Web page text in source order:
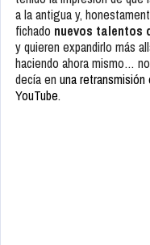
a la antigua y,
fichado nuevos talentos
y quieren expandirlo más
haciendo ahora mismo…
decía en una
YouTube.